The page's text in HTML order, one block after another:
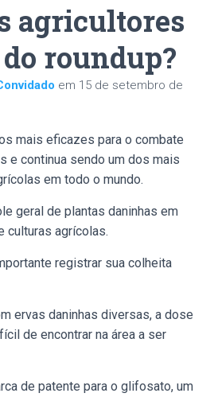
agricultores
roundup?
em 15 de setembro de
mais eficazes para o combate
e continua sendo um dos mais
em todo o mundo.
geral de plantas daninhas em
culturas agrícolas.
registrar sua colheita
ervas daninhas diversas, a dose
de encontrar na área a ser
de patente para o glifosato, um